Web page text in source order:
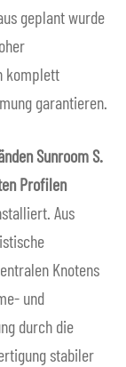
geplant wurde
komplett
garantieren.
Sunroom S.
Profilen
Aus
Knotens
und
durch die
stabiler